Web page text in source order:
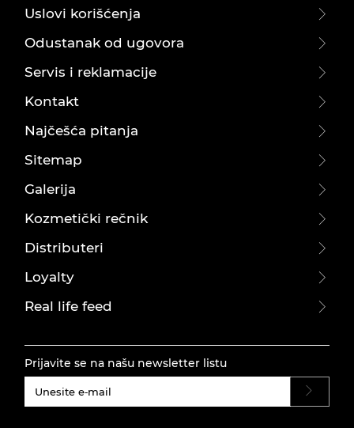
Uslovi korišćenja
Odustanak od ugovora
Servis i reklamacije
Kontakt
Najčešća pitanja
Sitemap
Galerija
Kozmetički rečnik
Distributeri
Loyalty
Real life feed
Prijavite se na našu newsletter listu